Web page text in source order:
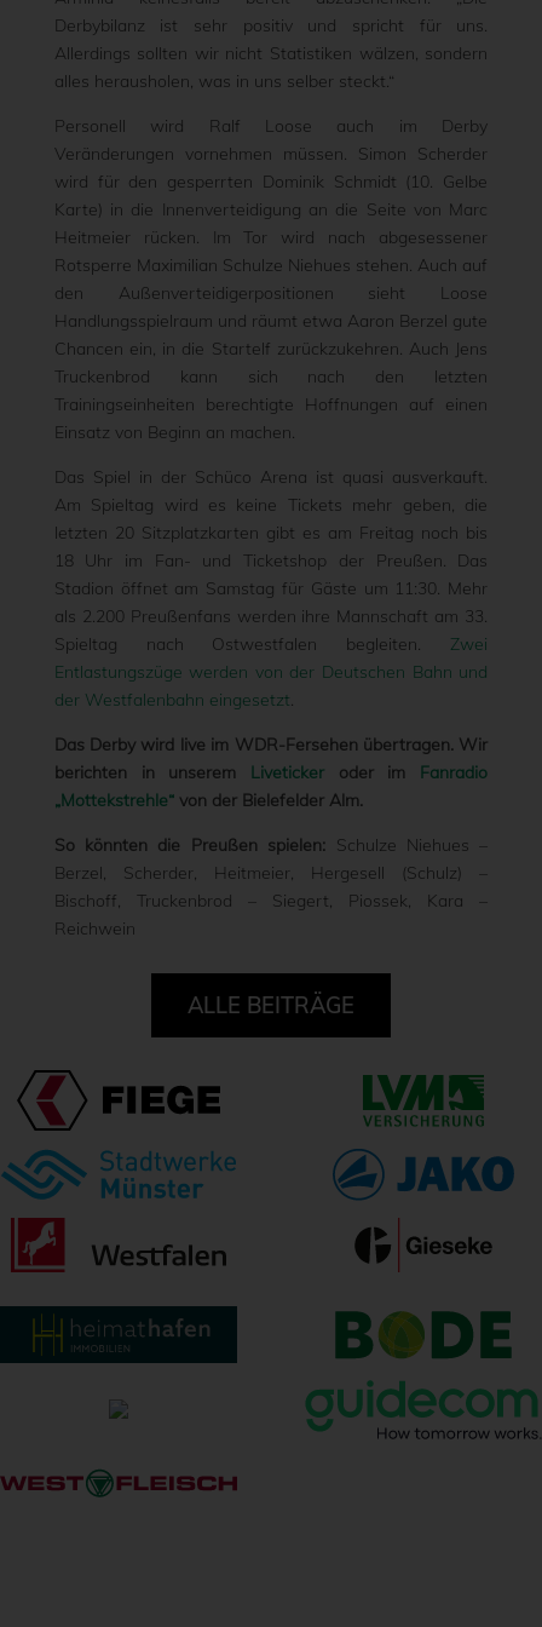
Derbybilanz ist sehr positiv und spricht für uns.
Allerdings sollten wir nicht Statistiken wälzen, sondern
alles herausholen, was in uns selber steckt.“
Personell wird Ralf Loose auch im Derby
Veränderungen vornehmen müssen. Simon Scherder
wird für den gesperrten Dominik Schmidt (10. Gelbe
Karte) in die Innenverteidigung an die Seite von Marc
Heitmeier rücken. Im Tor wird nach abgesessener
Rotsperre Maximilian Schulze Niehues stehen. Auch auf
den Außenverteidigerpositionen sieht Loose
Handlungsspielraum und räumt etwa Aaron Berzel gute
Chancen ein, in die Startelf zurückzukehren. Auch Jens
Truckenbrod kann sich nach den letzten
Trainingseinheiten berechtigte Hoffnungen auf einen
Einsatz von Beginn an machen.
Das Spiel in der Schüco Arena ist quasi ausverkauft.
Am Spieltag wird es keine Tickets mehr geben, die
letzten 20 Sitzplatzkarten gibt es am Freitag noch bis
18 Uhr im Fan- und Ticketshop der Preußen. Das
Stadion öffnet am Samstag für Gäste um 11:30. Mehr
als 2.200 Preußenfans werden ihre Mannschaft am 33.
Spieltag nach Ostwestfalen begleiten. Zwei
Entlastungszüge werden von der Deutschen Bahn und
der Westfalenbahn eingesetzt.
Das Derby wird live im WDR-Fersehen übertragen. Wir
berichten in unserem Liveticker oder im Fanradio
„Mottekstrehle“von der Bielefelder Alm.
So könnten die Preußen spielen: Schulze Niehues –
Berzel, Scherder, Heitmeier, Hergesell (Schulz) –
Bischoff, Truckenbrod – Siegert, Piossek, Kara –
Reichwein
ALLE BEITRÄGE